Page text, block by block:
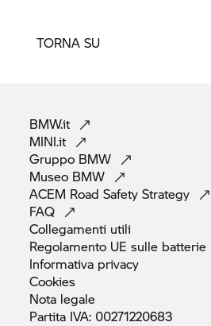
TORNA SU
BMW.it
MINI.it
Gruppo BMW
Museo BMW
ACEM Road SafetyStrategy
FAQ
Collegamenti utili
Regolamento UE sulle batterie
Informativa privacy
Cookies
Nota legale
Partita IVA: 00271220683